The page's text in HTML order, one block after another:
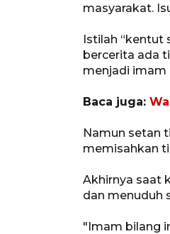
masyarakat.
Istilah “kentut
bercerita ada
menjadi imam
Baca juga:
Namun setan
memisahkan
Akhirnya saat
dan menuduh
"Imam bilang